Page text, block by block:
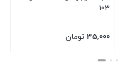
103
35,000 تومان
بستن